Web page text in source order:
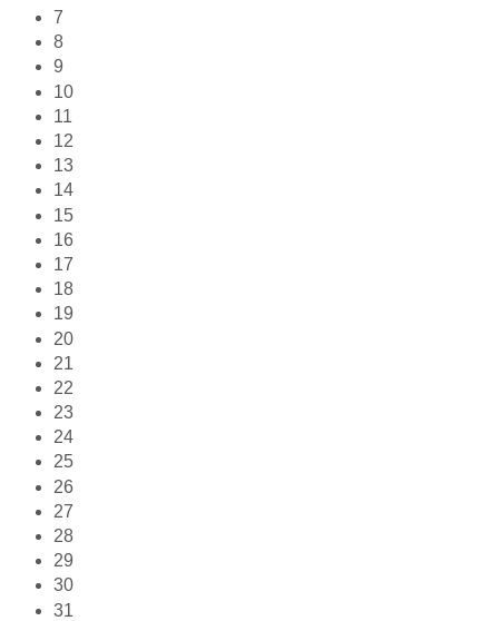
7
8
9
10
11
12
13
14
15
16
17
18
19
20
21
22
23
24
25
26
27
28
29
30
31